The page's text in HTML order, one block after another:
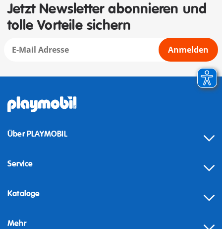
Jetzt Newsletter abonnieren und
tolle Vorteile sichern
Anmelden
Über PLAYMOBIL
Service
Kataloge
Mehr